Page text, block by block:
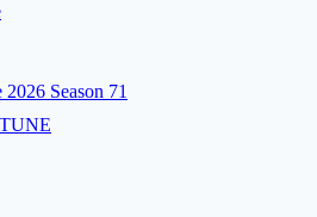
Season 71